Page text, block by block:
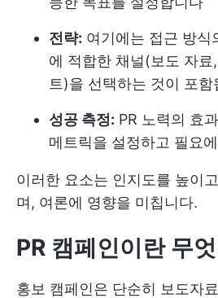
전략: 여기에는 접근 방식
에 적합한 채널(보도 자료
트)을 선택하는 것이 포함
성공 측정: PR 노력의 효
메트릭을 설정하고 필요
이러한 요소는 인지도를 높이
며, 여론에 영향을 미칩니다.
PR 캠페인이란 무
홍보 캠페인은 단순히 보도자